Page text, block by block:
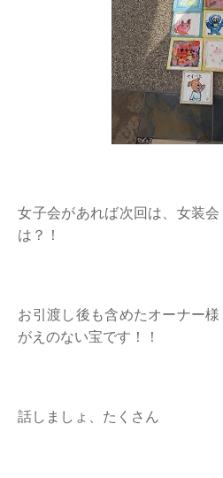
女子会があれば次回は、女装
は？！
お引渡し後も含めたオーナー
がえのない宝です！！
話しましょ、たくさん